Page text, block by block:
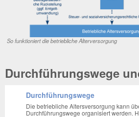
So funk­tio­niert die betrieb­li­che Alterversorgung
Durchführungswege
Durchführungswege
Die betrieb­li­che Alters­ver­sor­gung kann
Durch­füh­rungs­we­ge orga­ni­siert wer­den.